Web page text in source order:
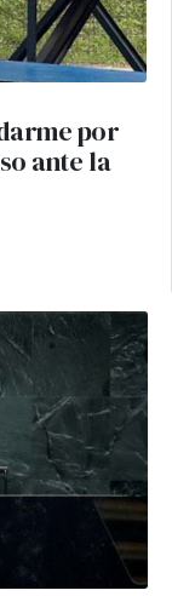
por
ante la